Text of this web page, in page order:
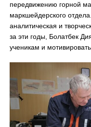
передвижению горной
маркшейдерского
аналитическая и
за эти годы, Болатбек
ученикам и